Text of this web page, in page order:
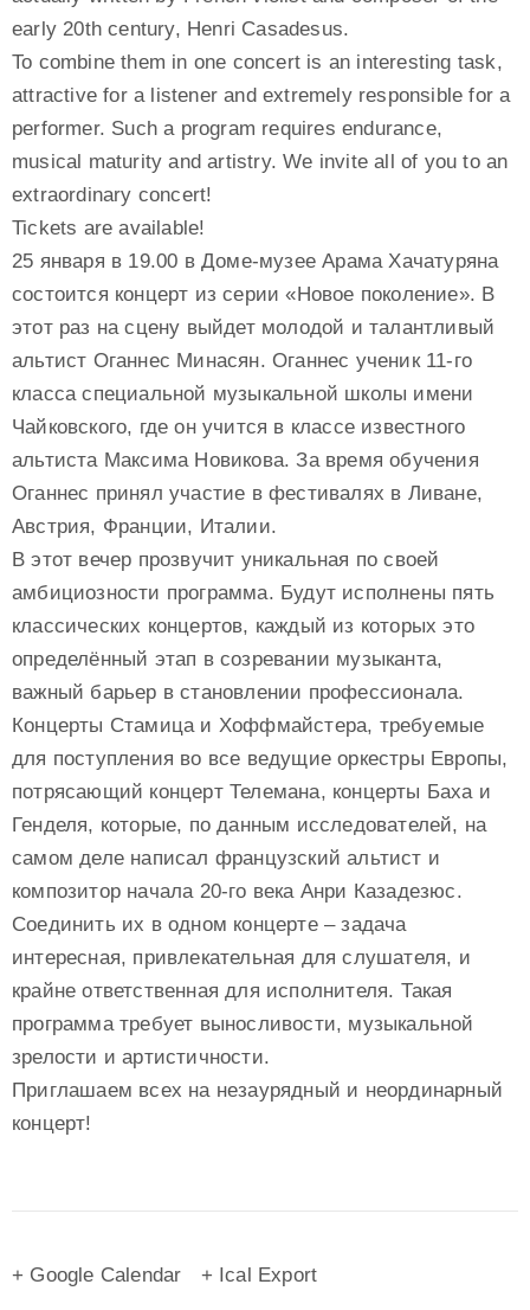
early 20th century, Henri Casadesus.
To combine them in one concert is an interesting task,
attractive for a listener and extremely responsible for a
performer. Such a program requires endurance,
musical maturity and artistry. We invite all of you to an
extraordinary concert!
Tickets are available!
25 января в 19.00 в Доме-музее Арама Хачатуряна
состоится концерт из серии «Новое поколение». В
этот раз на сцену выйдет молодой и талантливый
альтист Оганнес Минасян. Оганнес ученик 11-го
класса специальной музыкальной школы имени
Чайковского, где он учится в классе известного
альтиста Максима Новикова. За время обучения
Оганнес принял участие в фестивалях в Ливане,
Австрия, Франции, Италии.
В этот вечер прозвучит уникальная по своей
амбициозности программа. Будут исполнены пять
классических концертов, каждый из которых это
определённый этап в созревании музыканта,
важный барьер в становлении профессионала.
Концерты Стамица и Хоффмайстера, требуемые
для поступления во все ведущие оркестры Европы,
потрясающий концерт Телемана, концерты Баха и
Генделя, которые, по данным исследователей, на
самом деле написал французский альтист и
композитор начала 20-го века Анри Казадезюс.
Соединить их в одном концерте – задача
интересная, привлекательная для слушателя, и
крайне ответственная для исполнителя. Такая
программа требует выносливости, музыкальной
зрелости и артистичности.
Приглашаем всех на незаурядный и неординарный
концерт!
+ Google Calendar + Ical Export